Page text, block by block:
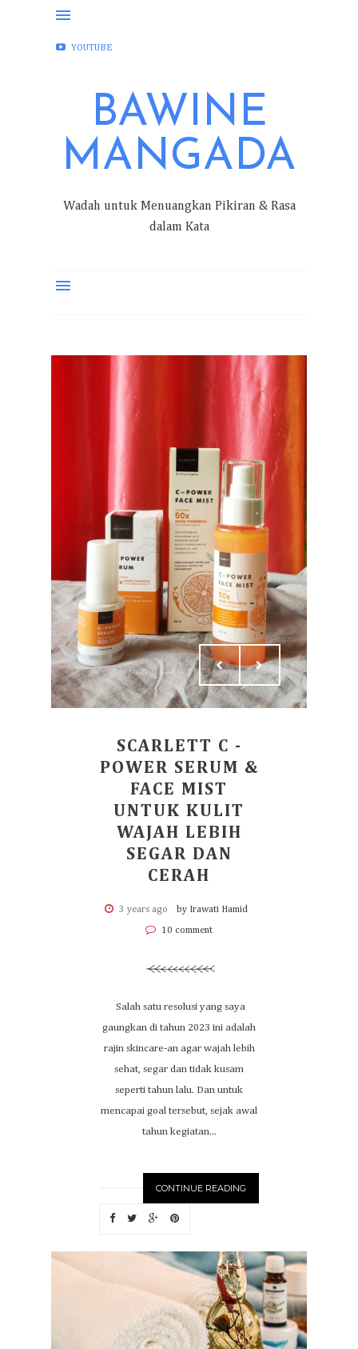
FACEBOOK
YOUTUBE
BAWINE
MANGADA
Wadah untuk Menuangkan Pikiran & Rasa
dalam Kata
SCARLETT C -
POWER SERUM &
FACE MIST
UNTUK KULIT
WAJAH LEBIH
SEGAR DAN
CERAH
3 years ago by Irawati Hamid
10 comment
Salah satu resolusi yang saya
gaungkan di tahun 2023 ini adalah
rajin skincare-an agar wajah lebih
sehat, segar dan tidak kusam
seperti tahun lalu. Dan untuk
mencapai goal tersebut, sejak awal
tahun kegiatan...
CONTINUE READING